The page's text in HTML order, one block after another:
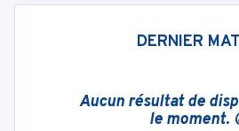
DERNIER
Aucun résultat de
le moment.